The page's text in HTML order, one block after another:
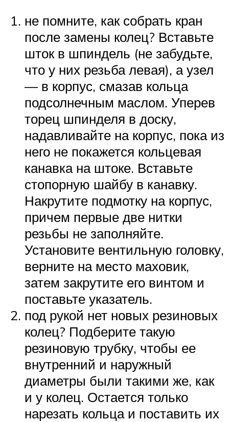
не помните, как собрать кран
после замены колец? Вставьте
шток в шпиндель (не забудьте,
что у них резьба левая), а узел
— в корпус, смазав кольца
подсолнечным маслом. Уперев
торец шпинделя в доску,
надавливайте на корпус, пока из
него не покажется кольцевая
канавка на штоке. Вставьте
стопорную шайбу в канавку.
Накрутите подмотку на корпус,
причем первые две нитки
резьбы не заполняйте.
Установите вентильную головку,
верните на место маховик,
затем закрутите его винтом и
поставьте указатель.
под рукой нет новых резиновых
колец? Подберите такую
резиновую трубку, чтобы ее
внутренний и наружный
диаметры были такими же, как
и у колец. Остается только
нарезать кольца и поставить их